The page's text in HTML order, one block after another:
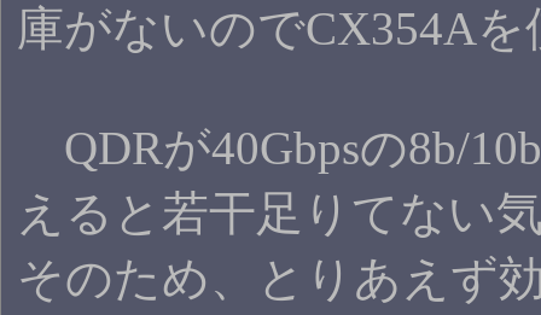
庫がないのでCX354A
QDRが40Gbpsの8b/
えると若干足りてない
そのため、とりあえず